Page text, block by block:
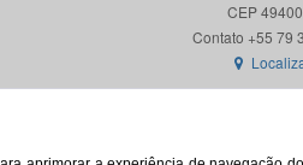
CEP